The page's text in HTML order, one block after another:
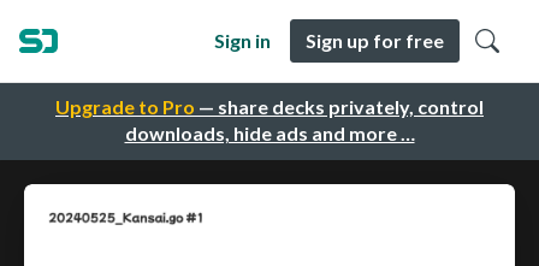
Upgrade to Pro — share decks privately, control
downloads, hide ads and more …
Sign in Sign up for free